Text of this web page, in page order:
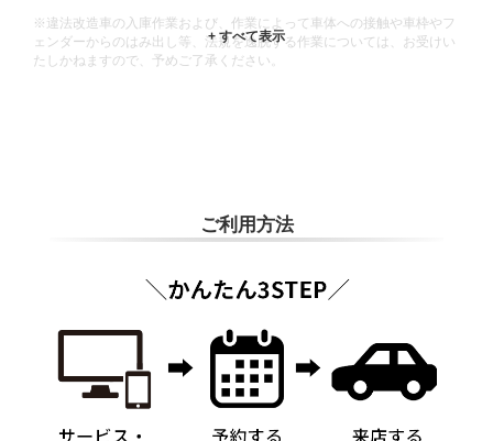
※違法改造車の入庫作業および、作業によって車体への接触や車枠やフ
ェンダーからのはみ出し等、法規を逸脱する作業については、お受けい
たしかねますので、予めご了承ください。
ご利用方法